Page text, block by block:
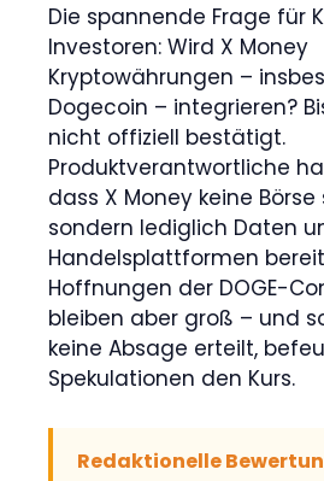
Die spannende Frage für
Investoren: Wird X Money
Kryptowährungen –
Dogecoin – integrieren?
nicht offiziell bestätigt.
Produktverantwortliche
dass X Money keine Börse
sondern lediglich Daten
Handelsplattformen
Hoffnungen der DOGE-
bleiben aber groß – und
keine Absage erteilt,
Spekulationen den Kurs.
Redaktionelle